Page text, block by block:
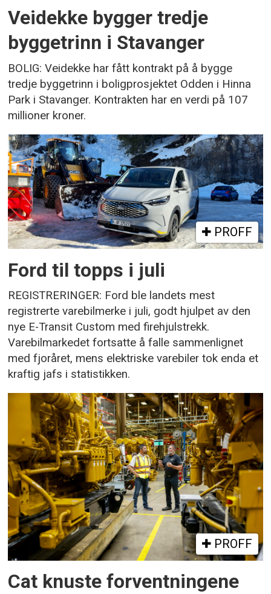
Veidekke bygger tredje
byggetrinn i Stavanger
BOLIG: Veidekke har fått kontrakt på å bygge
tredje byggetrinn i boligprosjektet Odden i Hinna
Park i Stavanger. Kontrakten har en verdi på 107
millioner kroner.
PROFF
Ford til topps i juli
REGISTRERINGER: Ford ble landets mest
registrerte varebilmerke i juli, godt hjulpet av den
nye E-Transit Custom med firehjulstrekk.
Varebilmarkedet fortsatte å falle sammenlignet
med fjoråret, mens elektriske varebiler tok enda et
kraftig jafs i statistikken.
PROFF
Cat knuste forventningene